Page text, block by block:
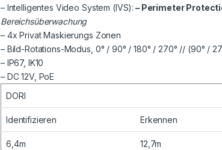
– Intelligentes Video System (IVS): – Perimeter
Bereichsüberwachung
– 4x Privat Maskierungs Zonen
– Bild-Rotations-Modus, 0° / 90° / 180° / 270° // (90° /
– IP67, IK10
– DC 12V, PoE
DORI
Identifizieren Erkennen
6,4m 12,7m